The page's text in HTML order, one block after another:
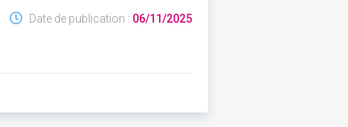
Date de publication : 06/11/2025